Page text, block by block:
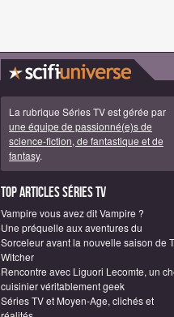
La rubrique Séries TV est gérée par
une équipe de passionné(e)s de
science-fiction, de fantastique et de
fantasy.
Top articles Séries TV
Vampire vous avez dit Vampire ?
Une préquelle aux aventures du
Sorceleur avant la nouvelle saison de
Witcher
Rencontre avec Liguori Lecomte, un
cuisinier véritablement geek
Séries TV et Moyen-Age, clichés et